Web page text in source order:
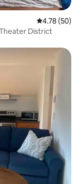
Calificación
4.78 (50)
District